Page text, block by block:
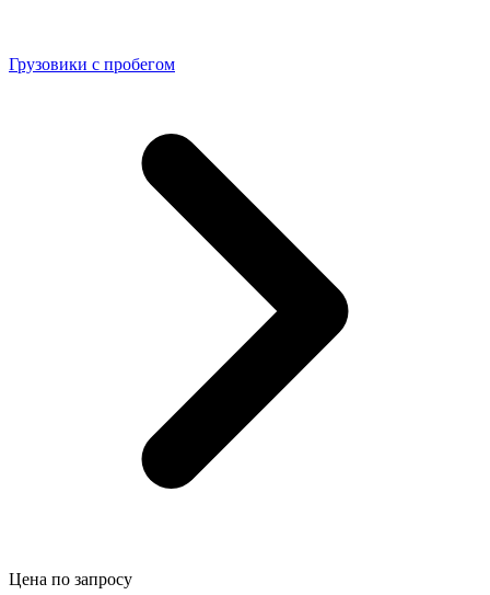
Грузовики с пробегом
Цена по запросу